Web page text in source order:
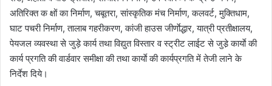
अतिरिक्त क क्षों का निर्माण, चबूतरा, सांस्कृतिक मंच निर्माण, कलवर्ट, मुक्तिधाम,
घाट पचरी निर्माण, तालाब गहरीकरण, कांजी हाउस जीर्णाेद्धार, यात्री प्रतीक्षालय,
पेयजल व्यवस्था से जुड़े कार्य तथा विद्युत विस्तार व स्ट्रीट लाईट से जुडे़ कार्याे की
कार्य प्रगति की वार्डवार समीक्षा की तथा कार्याे की कार्यप्रगति में तेजी लाने के
निर्देश दिये।